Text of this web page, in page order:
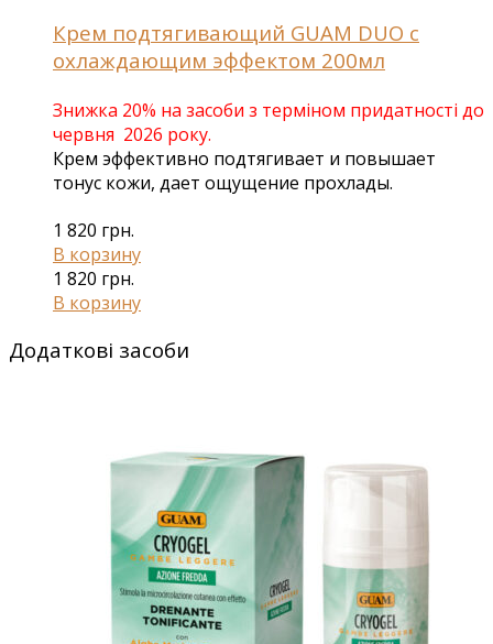
Крем подтягивающий GUAM DUO с
охлаждающим эффектом 200мл
Знижка 20% на засоби з терміном придатності до
червня 2026 року.
Крем эффективно подтягивает и повышает
тонус кожи, дает ощущение прохлады.
1 820 грн.
В корзину
1 820 грн.
В корзину
Додаткові засоби